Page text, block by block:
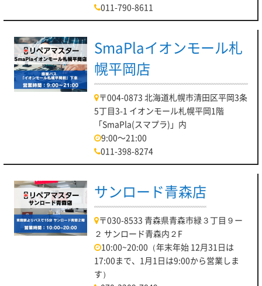
011-790-8611
SmaPlaイオンモール札
幌平岡店
〒004-0873 北海道札幌市清田区平岡3条
5丁目3-1 イオンモール札幌平岡1階
「SmaPla(スマプラ)」内
9:00～21:00
011-398-8274
サンロード青森店
〒030-8533 青森県青森市緑３丁目９ー
２ サンロード青森内２F
10:00~20:00（年末年始 12月31日は
17:00まで、1月1日は9:00から営業しま
す）